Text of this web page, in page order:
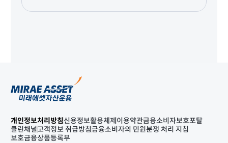
개인정보처리방침신용정보활용체제 이용약관금융소비자보호포탈
클린채널고객정보 취급방침금융소비자의 민원분쟁 처리 지침
보호금융상품등록부